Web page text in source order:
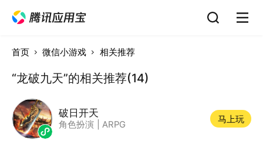
首页 微信小游戏 相关推荐
“龙破九天”的相关推荐(14)
破日开天
角色扮演 ARPG
马上玩